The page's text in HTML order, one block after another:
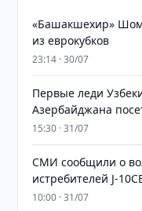
«Башакшехир»
из еврокубков
23:14 · 30/07
Первые леди
Азербайджана
15:30 · 31/07
СМИ сообщили о
истребителей J-
10:00 · 31/07